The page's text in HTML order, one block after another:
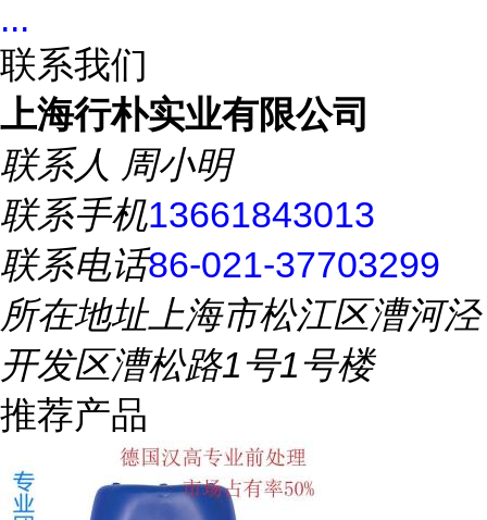
...
联系我们
上海行朴实业有限公司
联系人 周小明
联系手机13661843013
联系电话86-021-37703299
所在地址上海市松江区漕河泾
开发区漕松路1号1号楼
推荐产品